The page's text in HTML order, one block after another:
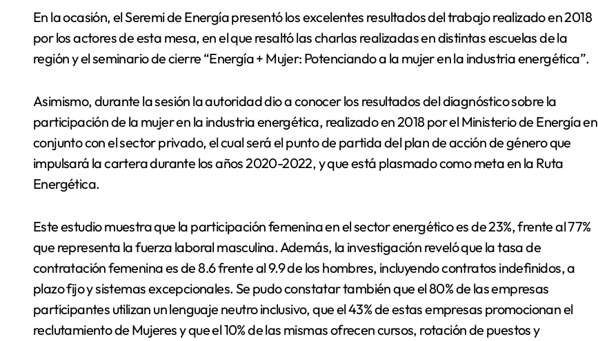
En la ocasión, el Seremi de Energía presentó los excelentes resultados del trabajo realizado en 2018
por los actores de esta mesa, en el que resaltó las charlas realizadas en distintas escuelas de la
región y el seminario de cierre “Energía + Mujer: Potenciando a la mujer en la industria energética”.
Asimismo, durante la sesión la autoridad dio a conocer los resultados del diagnóstico sobre la
participación de la mujer en la industria energética, realizado en 2018 por el Ministerio de Energía en
conjunto con el sector privado, el cual será el punto de partida del plan de acción de género que
impulsará la cartera durante los años 2020-2022, y que está plasmado como meta en la Ruta
Energética.
Este estudio muestra que la participación femenina en el sector energético es de 23%, frente al 77%
que representa la fuerza laboral masculina. Además, la investigación reveló que la tasa de
contratación femenina es de 8.6 frente al 9.9 de los hombres, incluyendo contratos indefinidos, a
plazo fijo y sistemas excepcionales. Se pudo constatar también que el 80% de las empresas
participantes utilizan un lenguaje neutro inclusivo, que el 43% de estas empresas promocionan el
reclutamiento de Mujeres y que el 10% de las mismas ofrecen cursos, rotación de puestos y